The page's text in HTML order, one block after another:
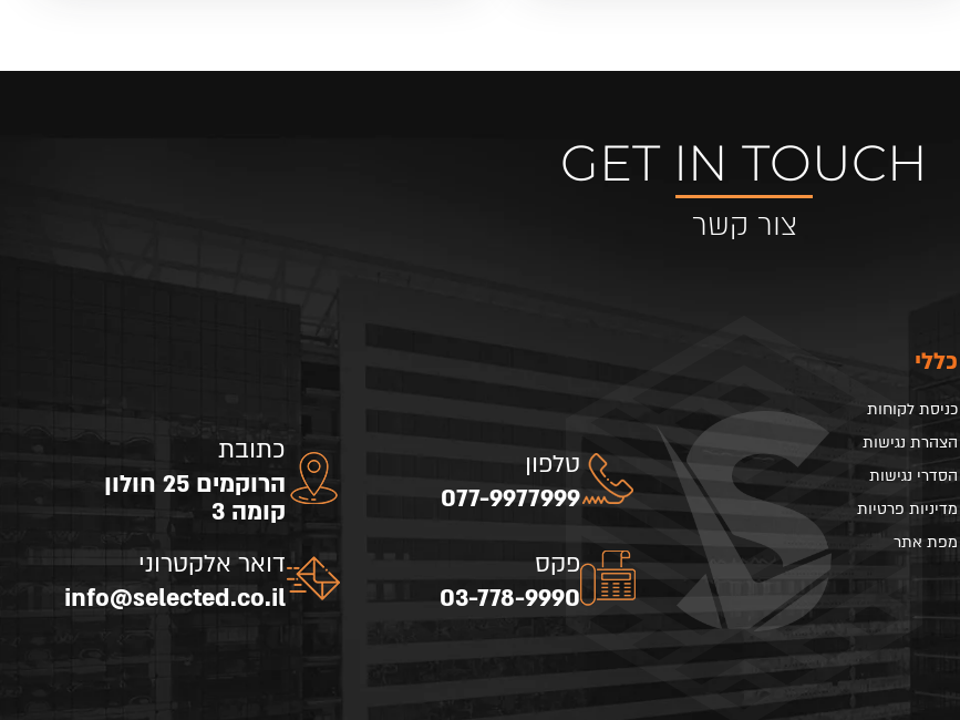
GET IN TOUCH
צור קשר
כללי
כניסת לקוחות
הצהרת נגישות
הסדרי נגישות
מדיניות פרטיות
מפת אתר
טלפון
077-9977999
כתובת
הרוקמים 25 חולון
קומה 3
פקס
03-778-9990
דואר אלקטרוני
info@selected.co.il